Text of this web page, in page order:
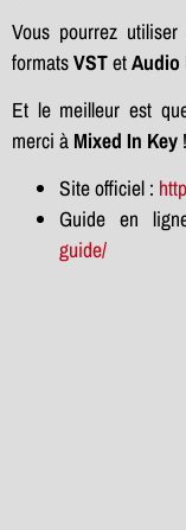
Vous pourrez
formatsVSTetAudio
Et le meilleur est
merci à Mixed In Key
Site officiel :
Guide en
guide/